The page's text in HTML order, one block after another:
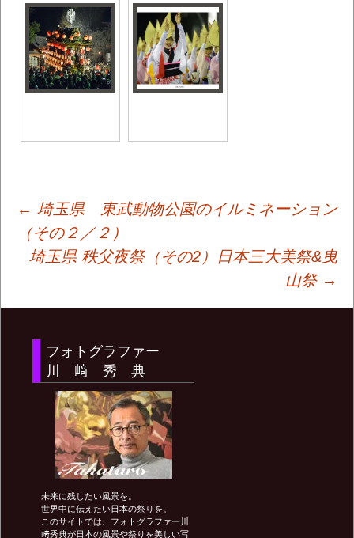
投
稿
ナ
← 埼玉県 東武動物公園のイルミネーション
（その２／２）
埼玉県 秩父夜祭（その2）日本三大美祭&曳
山祭 →
フォトグラファー
川 﨑 秀 典
未来に残したい風景を。
世界中に伝えたい日本の祭りを。
このサイトでは、フォトグラファー川
﨑秀典が日本の風景や祭りを美しい写